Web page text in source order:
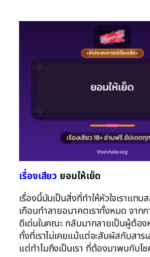
เรื่องเสียว ยอมให้เย็ด
เรื่องนี้มันเป็นสิ่งที่ทำให้หัวใจเราแทบ
เกือบทำลายอนาคตเราทั้งหมด จาก
ดีเด่นในคณะ กลับมากลายเป็นผู้ต้อง
ทั้งที่เราไม่เคยแม้แต่จะสัมผัสกับสาร
แต่ทำไมถึงเป็นเรา ที่ต้องมาพบกับโช